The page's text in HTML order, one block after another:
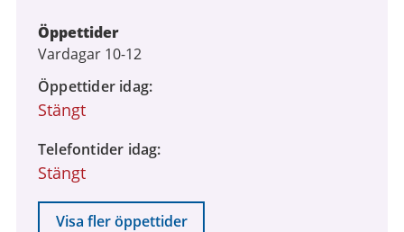
Öppettider
Vardagar 10-12
Öppettider idag
Stängt
Telefontider idag
Stängt
Visa fler öppettider